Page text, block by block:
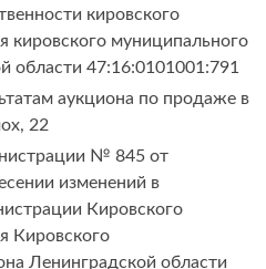
кировского
кировского муниципального
области 47:16:0101001:791
аукциона по продаже в
22
№ 845 от
изменений в
Кировского
Кировского
Ленинградской области